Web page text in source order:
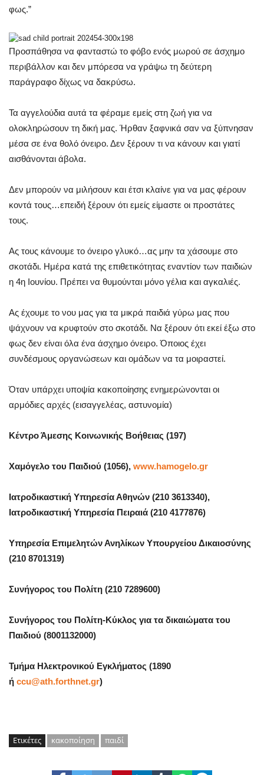
φως.”
Προσπάθησα να φανταστώ το φόβο ενός μωρού σε άσχημο
περιβάλλον και δεν μπόρεσα να γράψω τη δεύτερη
παράγραφο δίχως να δακρύσω.
Τα αγγελούδια αυτά τα φέραμε εμείς στη ζωή για να
ολοκληρώσουν τη δική μας. Ήρθαν ξαφνικά σαν να ξύπνησαν
μέσα σε ένα θολό όνειρο. Δεν ξέρουν τι να κάνουν και γιατί
αισθάνονται άβολα.
Δεν μπορούν να μιλήσουν και έτσι κλαίνε για να μας φέρουν
κοντά τους…επειδή ξέρουν ότι εμείς είμαστε οι προστάτες
τους.
Ας τους κάνουμε το όνειρο γλυκό…ας μην τα χάσουμε στο
σκοτάδι. Ημέρα κατά της επιθετικότητας εναντίον των παιδιών
η 4η Ιουνίου. Πρέπει να θυμούνται μόνο γέλια και αγκαλιές.
Ας έχουμε το νου μας για τα μικρά παιδιά γύρω μας που
ψάχνουν να κρυφτούν στο σκοτάδι. Να ξέρουν ότι εκεί έξω στο
φως δεν είναι όλα ένα άσχημο όνειρο. Όποιος έχει
συνδέσμους οργανώσεων και ομάδων να τα μοιραστεί.
Όταν υπάρχει υποψία κακοποίησης ενημερώνονται οι
αρμόδιες αρχές (εισαγγελέας, αστυνομία)
Κέντρο Άμεσης Κοινωνικής Βοήθειας (197)
Χαμόγελο του Παιδιού (1056), www.hamogelo.gr
Ιατροδικαστική Υπηρεσία Αθηνών (210 3613340),
Ιατροδικαστική Υπηρεσία Πειραιά (210 4177876)
Υπηρεσία Επιμελητών Ανηλίκων Υπουργείου Δικαιοσύνης
(210 8701319)
Συνήγορος του Πολίτη (210 7289600)
Συνήγορος του Πολίτη-Κύκλος για τα δικαιώματα του
Παιδιού (8001132000)
Τμήμα Ηλεκτρονικού Εγκλήματος (1890
ή ccu@ath.forthnet.gr)
Ετικέτες κακοποίηση παιδί